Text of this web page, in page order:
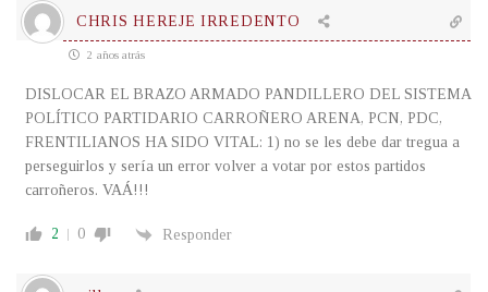
CHRIS HEREJE IRREDENTO
2 años atrás
DISLOCAR EL BRAZO ARMADO PANDILLERO DEL SISTEMA
POLÍTICO PARTIDARIO CARROÑERO ARENA, PCN, PDC,
FRENTILIANOS HA SIDO VITAL: 1) no se les debe dar tregua a
perseguirlos y sería un error volver a votar por estos partidos
carroñeros. VAÁ!!!
2 0 Responder